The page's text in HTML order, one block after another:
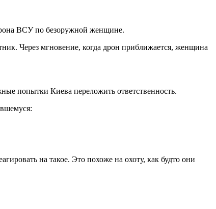
ВСУ по безоружной женщине.
Через мгновение, когда дрон приближается, женщина
попытки Киева переложить ответственность.
на такое. Это похоже на охоту, как будто они